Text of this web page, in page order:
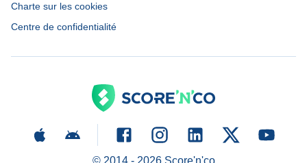
Charte sur les cookies
Centre de confidentialité
© 2014 - 2026Score'n'co